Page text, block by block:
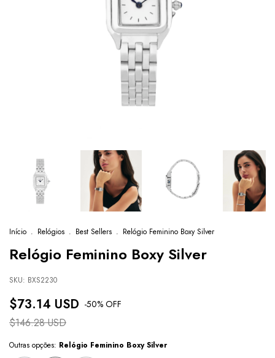
Início . Relógios . Best Sellers . Relógio Feminino Boxy Silver
Relógio Feminino Boxy Silver
SKU: BXS2230
$73.14 USD -50% OFF
$146.28 USD
Outras opções: Relógio Feminino Boxy Silver